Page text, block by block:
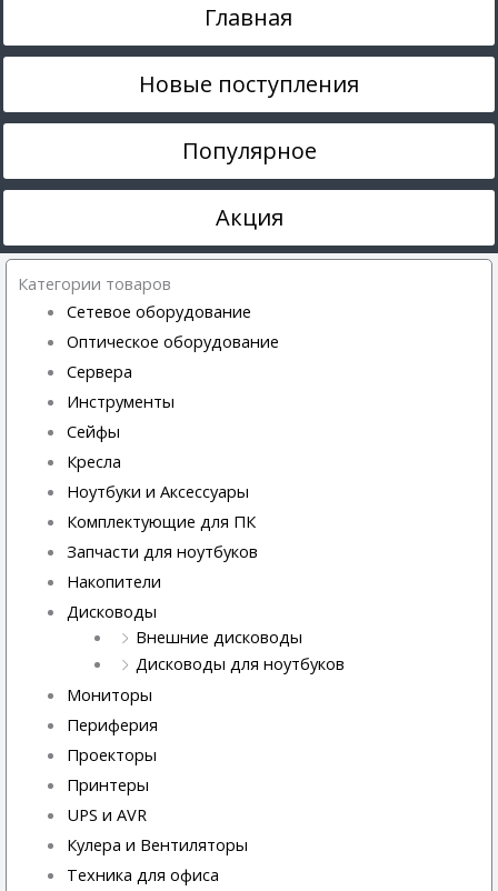
Главная
Новые поступления
Популярное
Акция
Категории товаров
Сетевое оборудование
Оптическое оборудование
Сервера
Инструменты
Сейфы
Кресла
Ноутбуки и Аксессуары
Комплектующие для ПК
Запчасти для ноутбуков
Накопители
Дисководы
Внешние дисководы
Дисководы для ноутбуков
Мониторы
Периферия
Проекторы
Принтеры
UPS и AVR
Кулера и Вентиляторы
Техника для офиса